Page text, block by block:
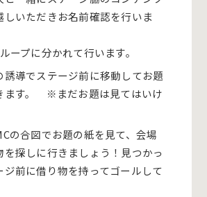
しいただきお名前確認を行いま
ープに分かれて行います。
誘導でステージ前に移動してお題
ます。 ※まだお題は見てはいけ
の合図でお題の紙を見て、会場
を探しに行きましょう！見つかっ
ジ前に借り物を持ってゴールして